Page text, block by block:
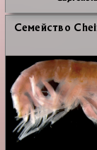
Се­мей­ство